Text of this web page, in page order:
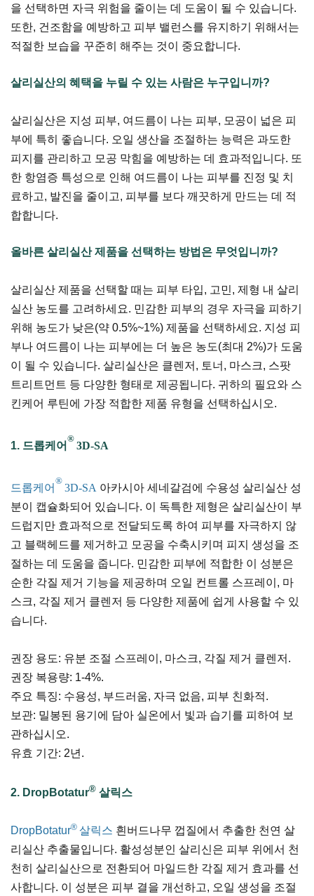
을 선택하면 자극 위험을 줄이는 데 도움이 될 수 있습니다.
또한, 건조함을 예방하고 피부 밸런스를 유지하기 위해서는
적절한 보습을 꾸준히 해주는 것이 중요합니다.
살리실산의 혜택을 누릴 수 있는 사람은 누구입니까?
살리실산은 지성 피부, 여드름이 나는 피부, 모공이 넓은 피
부에 특히 좋습니다. 오일 생산을 조절하는 능력은 과도한
피지를 관리하고 모공 막힘을 예방하는 데 효과적입니다. 또
한 항염증 특성으로 인해 여드름이 나는 피부를 진정 및 치
료하고, 발진을 줄이고, 피부를 보다 깨끗하게 만드는 데 적
합합니다.
올바른 살리실산 제품을 선택하는 방법은 무엇입니까?
살리실산 제품을 선택할 때는 피부 타입, 고민, 제형 내 살리
실산 농도를 고려하세요. 민감한 피부의 경우 자극을 피하기
위해 농도가 낮은(약 0.5%~1%) 제품을 선택하세요. 지성 피
부나 여드름이 나는 피부에는 더 높은 농도(최대 2%)가 도움
이 될 수 있습니다. 살리실산은 클렌저, 토너, 마스크, 스팟
트리트먼트 등 다양한 형태로 제공됩니다. 귀하의 필요와 스
킨케어 루틴에 가장 적합한 제품 유형을 선택하십시오.
1. 드롭케어
®
3D-SA
드롭케어
®
3D-SA 아카시아 세네갈검에 수용성 살리실산 성
분이 캡슐화되어 있습니다. 이 독특한 제형은 살리실산이 부
드럽지만 효과적으로 전달되도록 하여 피부를 자극하지 않
고 블랙헤드를 제거하고 모공을 수축시키며 피지 생성을 조
절하는 데 도움을 줍니다. 민감한 피부에 적합한 이 성분은
순한 각질 제거 기능을 제공하며 오일 컨트롤 스프레이, 마
스크, 각질 제거 클렌저 등 다양한 제품에 쉽게 사용할 수 있
습니다.
권장 용도: 유분 조절 스프레이, 마스크, 각질 제거 클렌저.
권장 복용량: 1-4%.
주요 특징: 수용성, 부드러움, 자극 없음, 피부 친화적.
보관: 밀봉된 용기에 담아 실온에서 빛과 습기를 피하여 보
관하십시오.
유효 기간: 2년.
2. DropBotatur® 살릭스
DropBotatur® 살릭스 흰버드나무 껍질에서 추출한 천연 살
리실산 추출물입니다. 활성성분인 살리신은 피부 위에서 천
천히 살리실산으로 전환되어 마일드한 각질 제거 효과를 선
사합니다. 이 성분은 피부 결을 개선하고, 오일 생성을 조절